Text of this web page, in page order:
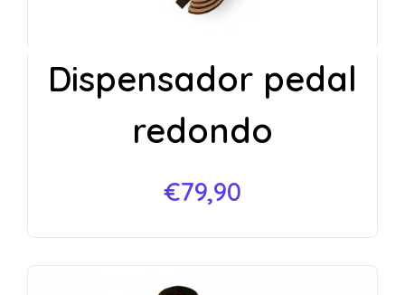
Dispensador pedal
redondo
€79,90